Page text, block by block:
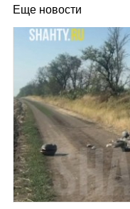
Еще новости